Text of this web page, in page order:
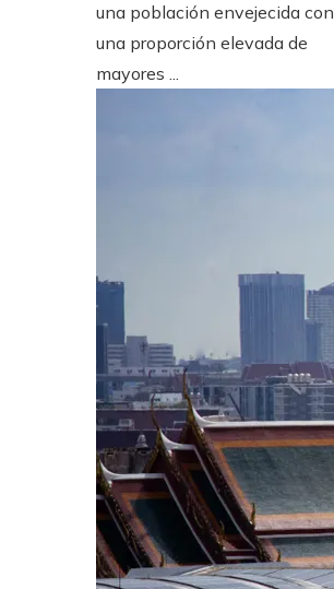
una población envejecida con
una proporción elevada de
mayores ...